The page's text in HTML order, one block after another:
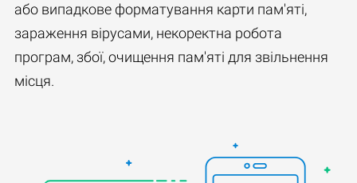
або випадкове форматування карти пам'яті,
зараження вірусами, некоректна робота
програм, збої, очищення пам'яті для звільнення
місця.